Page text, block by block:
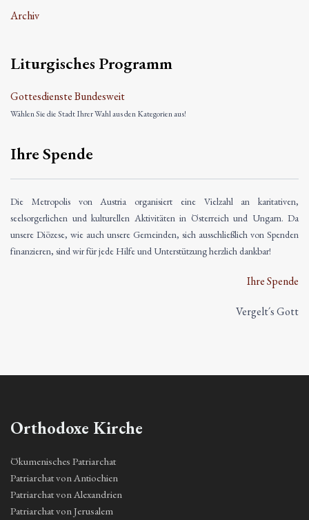
Archiv
Liturgisches Programm
Gottesdienste Bundesweit
Wählen Sie die Stadt Ihrer Wahl aus den Kategorien aus!
Ihre Spende
Die Metropolis von Austria organisiert eine Vielzahl an karitativen,
seelsorgerlichen und kulturellen Aktivitäten in Österreich und Ungarn. Da
unsere Diözese, wie auch unsere Gemeinden, sich ausschließlich von Spenden
finanzieren, sind wir für jede Hilfe und Unterstützung herzlich dankbar!
Ihre Spende
Vergelt´s Gott
Orthodoxe Kirche
Ökumenisches Patriarchat
Patriarchat von Antiochien
Patriarchat von Alexandrien
Patriarchat von Jerusalem